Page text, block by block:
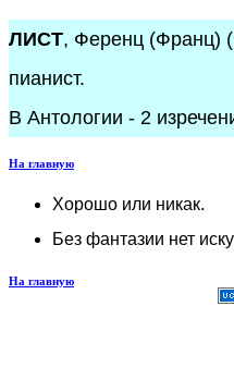
ЛИСТ, Ференц (Франц)
пианист.
В Антологии - 2
На главную
Хорошо или никак.
Без фантазии нет
На главную